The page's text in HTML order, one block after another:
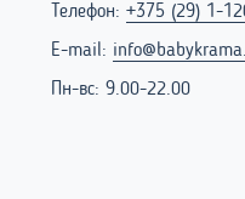
Телефон: +375 (29) 1-
E-mail:
Пн-вс: 9.00-22.00